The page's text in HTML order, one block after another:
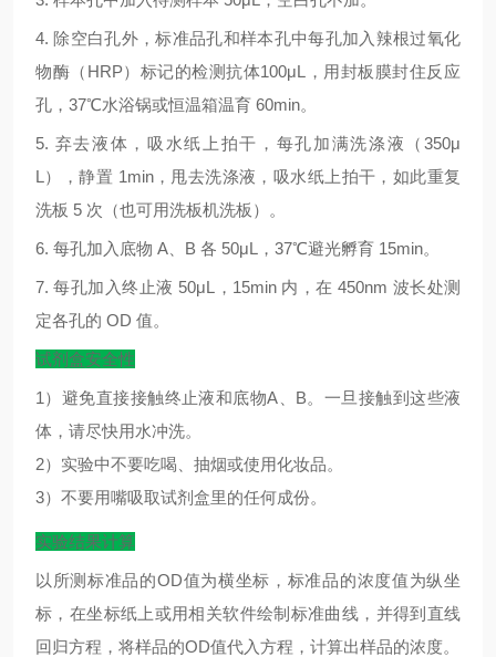
4. 除空白孔外，标准品孔和样本孔中每孔加入辣根过氧化
物酶（ HRP）标记的检测抗体100μL
，用封板膜封住反应
孔， 37℃水浴锅或恒温箱温育 60min。
5. 弃去液体，吸水纸上拍干，每孔加满洗涤液（350μ
L ），静置 1min，甩去洗涤液，吸水纸上拍干，如此重复
洗板 5 次（也可用洗板机洗板）。
6. 每孔加入底物 A B 各 50μL ， 37℃避光孵育 15min。
7.每孔加入终止液 50μL ， 15min 内，在 450nm 波长处测
定各孔的 OD 值。
试剂盒安全性
1）避免直接接触终止液和底物A、B。一旦接触到这些液
体，请尽快用水冲洗。
2）实验中不要吃喝、抽烟或使用化妆品。
3）不要用嘴吸取试剂盒里的任何成份。
实验结果计算
以所测标准品的OD值为横坐标，标准品的浓度值为纵坐
标，在坐标纸上或用相关软件绘制标准曲线，并得到直线
回归方程，将样品的OD值代入方程，计算出样品的浓度。